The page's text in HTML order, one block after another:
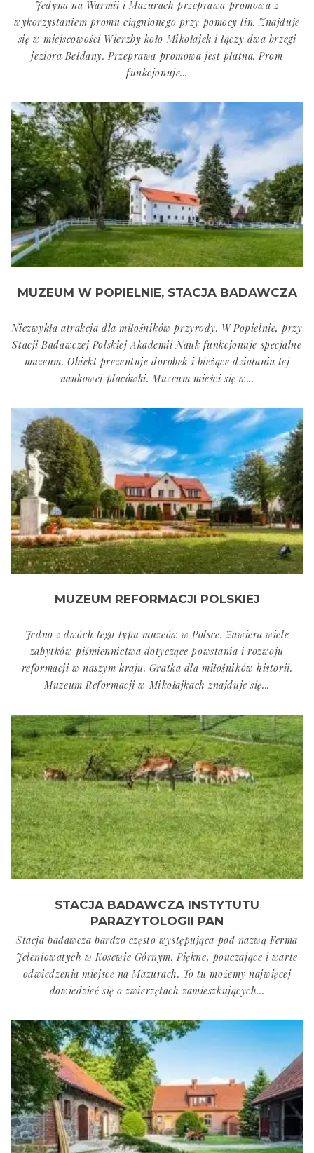
Jedyna na Warmii i Mazurach przeprawa promowa z
wykorzystaniem promu ciągnionego przy pomocy lin. Znajduje
się w miejscowości Wierzby koło Mikołajek i łączy dwa brzegi
jeziora Bełdany. Przeprawa promowa jest płatna. Prom
funkcjonuje...
MUZEUM W POPIELNIE, STACJA BADAWCZA
Niezwykła atrakcja dla miłośników przyrody. W Popielnie, przy
Stacji Badawczej Polskiej Akademii Nauk funkcjonuje specjalne
muzeum. Obiekt prezentuje dorobek i bieżące działania tej
naukowej placówki. Muzeum mieści się w...
MUZEUM REFORMACJI POLSKIEJ
Jedno z dwóch tego typu muzeów w Polsce. Zawiera wiele
zabytków piśmiennictwa dotyczące powstania i rozwoju
reformacji w naszym kraju. Gratka dla miłośników historii.
Muzeum Reformacji w Mikołajkach znajduje się...
STACJA BADAWCZA INSTYTUTU
PARAZYTOLOGII PAN
Stacja badawcza bardzo często występująca pod nazwą Ferma
Jeleniowatych w Kosewie Górnym. Piękne, pouczające i warte
odwiedzenia miejsce na Mazurach. To tu możemy najwięcej
dowiedzieć się o zwierzętach zamieszkujących...